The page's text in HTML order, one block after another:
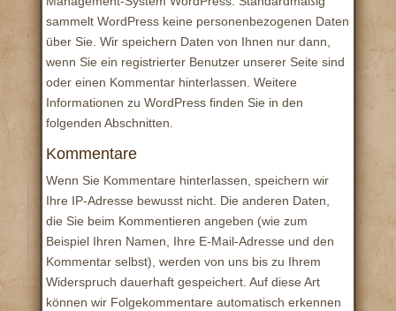
sammelt WordPress keine personenbezogenen Daten
über Sie. Wir speichern Daten von Ihnen nur dann,
wenn Sie ein registrierter Benutzer unserer Seite sind
oder einen Kommentar hinterlassen. Weitere
Informationen zu WordPress finden Sie in den
folgenden Abschnitten.
Kommentare
Wenn Sie Kommentare hinterlassen, speichern wir
Ihre IP-Adresse bewusst nicht. Die anderen Daten,
die Sie beim Kommentieren angeben (wie zum
Beispiel Ihren Namen, Ihre E-Mail-Adresse und den
Kommentar selbst), werden von uns bis zu Ihrem
Widerspruch dauerhaft gespeichert. Auf diese Art
können wir Folgekommentare automatisch erkennen